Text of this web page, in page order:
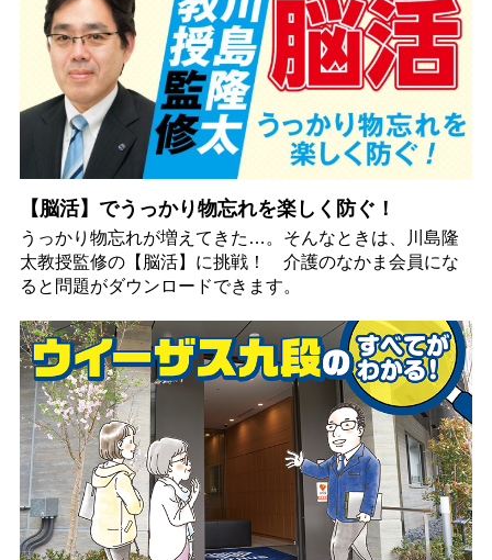
【脳活】でうっかり物忘れを楽しく防ぐ！
うっかり物忘れが増えてきた…。そんなときは、川島隆
太教授監修の【脳活】に挑戦！ 介護のなかま会員にな
ると問題がダウンロードできます。